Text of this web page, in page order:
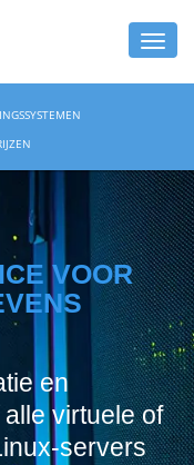
VOOR
en
virtuele of
servers